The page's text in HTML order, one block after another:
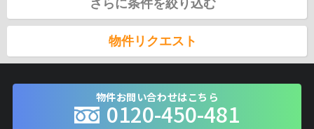
さらに条件を絞り込む
物件リクエスト
物件お問い合わせはこちら
0120-450-481